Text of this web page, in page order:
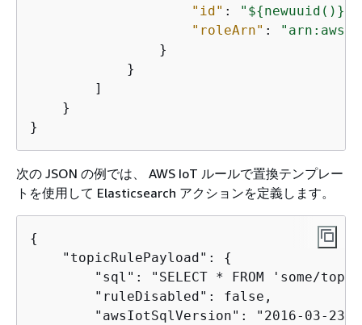
"id" : "${newuuid()}"
"roleArn" :
                }
            }
        ]
    }
}
次の JSON の例では、 AWS IoT ルールで置換テンプレー
トを使用して Elasticsearch アクションを定義します。
{
    "topicRulePayload":
{
"sql": "SELECT * FROM 'some/
        "ruleDisabled": false,
        "awsIotSqlVersion": "2016-03-23",